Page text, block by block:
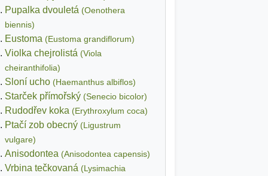
Pupalka dvouletá (Oenothera
biennis)
Eustoma (Eustoma grandiflorum)
Violka chejrolistá (Viola
cheiranthifolia)
Sloní ucho (Haemanthus albiflos)
Starček přímořský (Senecio bicolor)
Rudodřev koka (Erythroxylum coca)
Ptačí zob obecný (Ligustrum
vulgare)
Anisodontea (Anisodontea capensis)
Vrbina tečkovaná (Lysimachia